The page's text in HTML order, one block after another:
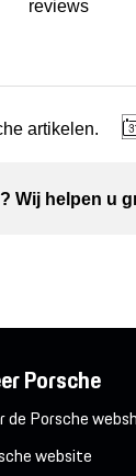
reviews
artikelen.
Wij helpen u
Porsche
de Porsche
website